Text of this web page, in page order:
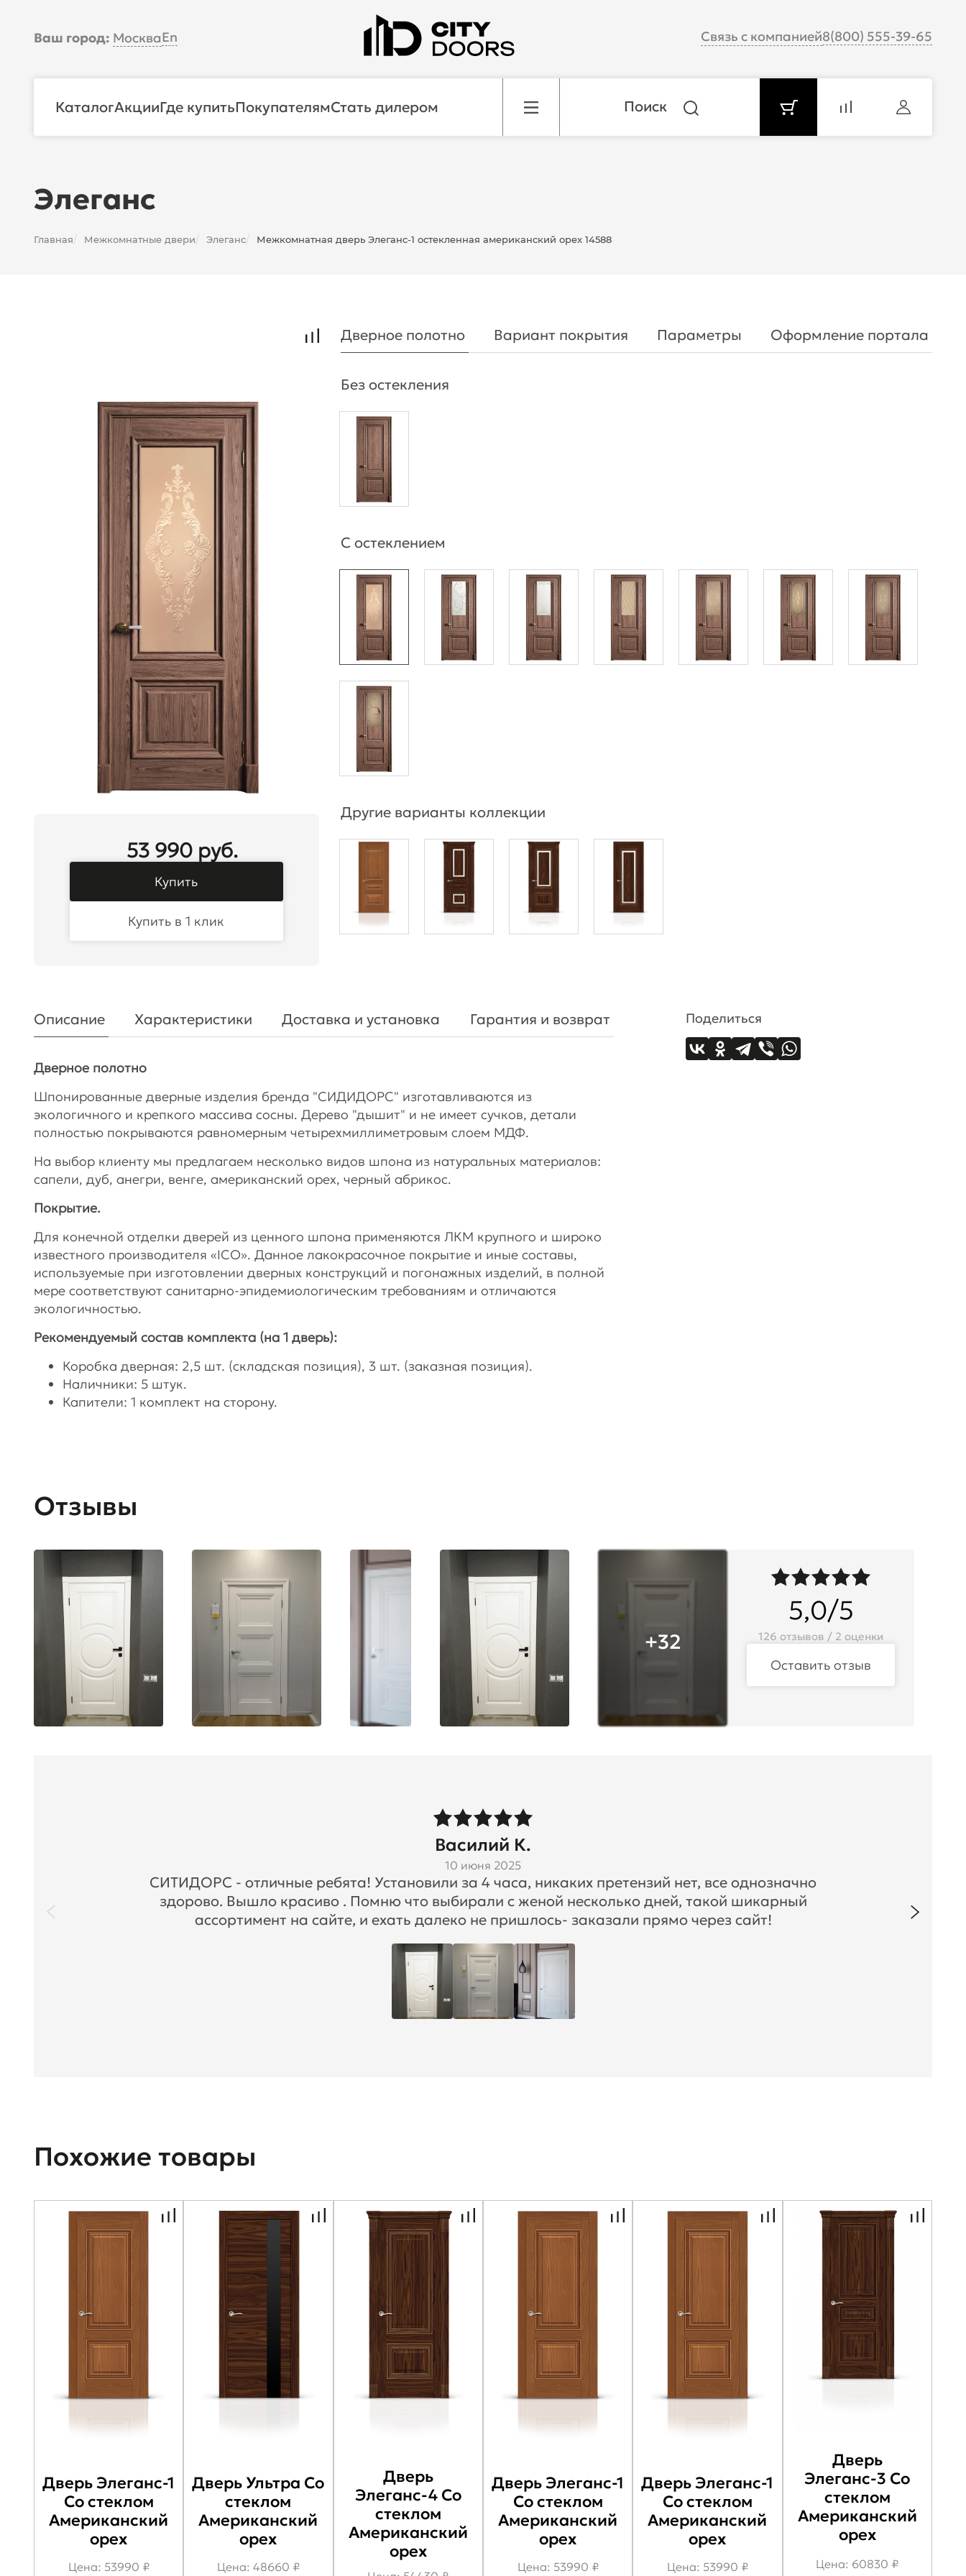
Ваш город: МоскваEn Связь с компанией8(800) 555-39-65
КаталогАкцииГде купитьПокупателямСтать дилером
Элеганс
Главная/ Межкомнатные двери/ Элеганс/ Межкомнатная дверь Элеганс-1 остекленная американский орех 14588
53 990 руб.
Купить
Купить в 1 клик
Дверное полотно Вариант покрытия Параметры Оформление портала
Без остекления
С остеклением
Другие варианты коллекции
Описание Характеристики Доставка и установка Гарантия и возврат
Дверное полотно
Шпонированные дверные изделия бренда "СИДИДОРС" изготавливаются из
экологичного и крепкого массива сосны. Дерево "дышит" и не имеет сучков, детали
полностью покрываются равномерным четырехмиллиметровым слоем МДФ.
На выбор клиенту мы предлагаем несколько видов шпона из натуральных материалов:
сапели, дуб, анегри, венге, американский орех, черный абрикос.
Покрытие.
Для конечной отделки дверей из ценного шпона применяются ЛКМ крупного и широко
известного производителя «ICO». Данное лакокрасочное покрытие и иные составы,
используемые при изготовлении дверных конструкций и погонажных изделий, в полной
мере соответствуют санитарно-эпидемиологическим требованиям и отличаются
экологичностью.
Рекомендуемый состав комплекта (на 1 дверь):
Коробка дверная: 2,5 шт. (складская позиция), 3 шт. (заказная позиция).
Наличники: 5 штук.
Капители: 1 комплект на сторону.
Поделиться
Отзывы
+32
5,0/5
126 отзывов / 2 оценки
Оставить отзыв
Василий К.
10 июня 2025
СИТИДОРС - отличные ребята! Установили за 4 часа, никаких претензий нет, все однозначно
здорово. Вышло красиво . Помню что выбирали с женой несколько дней, такой шикарный
ассортимент на сайте, и ехать далеко не пришлось- заказали прямо через сайт!
Похожие товары
Дверь Элеганс-1
Со стеклом
Американский
орех
Цена: 53990 ₽
Дверь Ультра Со
стеклом
Американский
орех
Цена: 48660 ₽
Дверь
Элеганс-4 Со
стеклом
Американский
орех
Дверь Элеганс-1
Со стеклом
Американский
орех
Цена: 53990 ₽
Дверь Элеганс-1
Со стеклом
Американский
орех
Цена: 53990 ₽
Дверь
Элеганс-3 Со
стеклом
Американский
орех
Цена: 60830 ₽